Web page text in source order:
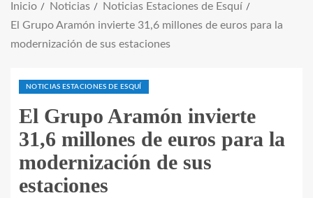
Inicio Noticias
Noticias Estaciones de Esquí
El Grupo Aramón invierte 31,6 millones de euros para la
modernización de sus estaciones
NOTICIAS ESTACIONES DE ESQUÍ
El Grupo Aramón invierte
31,6 millones de euros para la
modernización de sus
estaciones